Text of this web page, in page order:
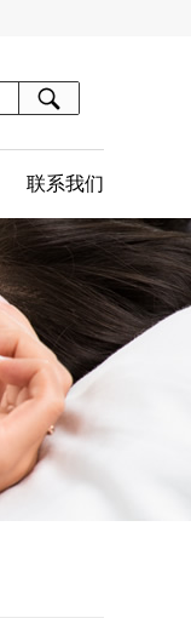
联系我们